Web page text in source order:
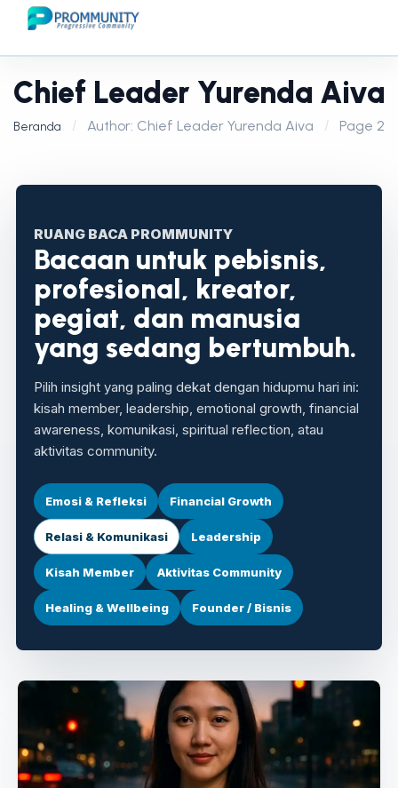
Chief Leader Yurenda Aiva
Beranda Author: Chief Leader Yurenda Aiva Page 2
RUANG BACA PROMMUNITY
Bacaan untuk pebisnis,
profesional, kreator,
pegiat, dan manusia
yang sedang bertumbuh.
Pilih insight yang paling dekat dengan hidupmu hari ini:
kisah member, leadership, emotional growth, financial
awareness, komunikasi, spiritual reflection, atau
aktivitas community.
Emosi & Refleksi Financial Growth
Relasi & Komunikasi Leadership
Kisah Member Aktivitas Community
Healing & Wellbeing Founder / Bisnis